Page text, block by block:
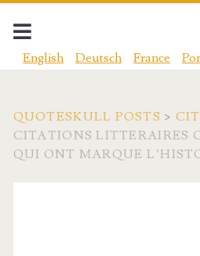
English Deutsch France
QUOTESKULL POSTS >
CITATIONS LITTERAIRES
QUI ONT MARQUE